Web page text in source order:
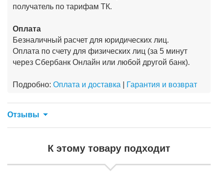
получатель по тарифам ТК.
Оплата
Безналичный расчет для юридических лиц.
Оплата по счету для физических лиц (за 5 минут
через Сбербанк Онлайн или любой другой банк).
Подробно: Оплата и доставка Гарантия и возврат
Отзывы
К этому товару подходит